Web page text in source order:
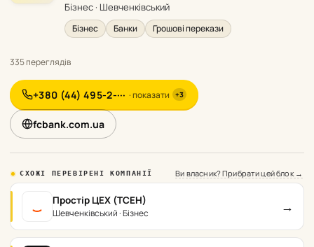
Бізнес · Шевченківський
Бізнес Банки Грошові перекази
335 переглядів
+380 (44) 495-2-··· · показати +3
fcbank.com.ua
СХОЖІ ПЕРЕВІРЕНІ КОМПАНІЇ Ви власник? Прибрати цей блок →
Простір ЦЕХ (TCEH)
Шевченківський · Бізнес →